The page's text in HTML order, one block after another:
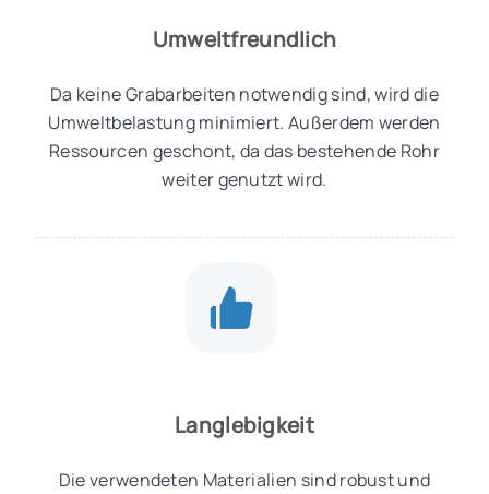
Umweltfreundlich
Da keine Grabarbeiten notwendig sind, wird die
Umweltbelastung minimiert. Außerdem werden
Ressourcen geschont, da das bestehende Rohr
weiter genutzt wird.
Langlebigkeit
Die verwendeten Materialien sind robust und